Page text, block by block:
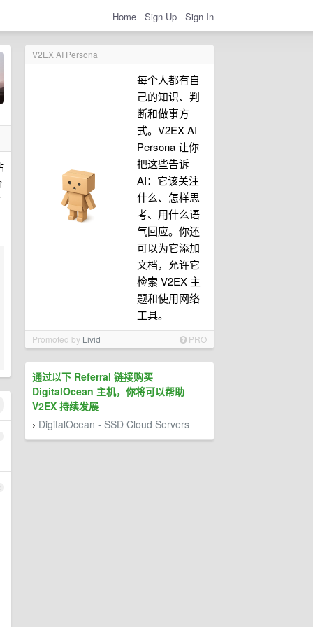
Home Sign Up Sign In
V2EX AI Persona
每个人都有自
己的知识、判
断和做事方
式。V2EX AI
Persona 让你
把这些告诉
AI：它该关注
什么、怎样思
考、用什么语
气回应。你还
可以为它添加
文档，允许它
检索 V2EX 主
题和使用网络
工具。
Promoted by Livid PRO
通过以下 Referral 链接购买
DigitalOcean 主机，你将可以帮助
V2EX 持续发展
› DigitalOcean - SSD Cloud Servers